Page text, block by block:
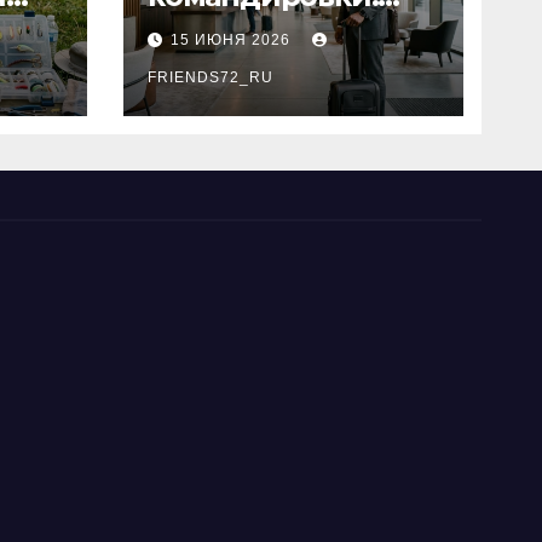
основные
критерии выбора
15 ИЮНЯ 2026
FRIENDS72_RU